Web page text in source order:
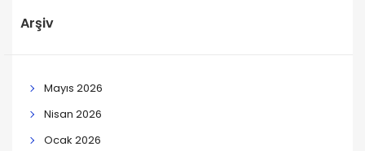
Arşiv
Mayıs 2026
Nisan 2026
Ocak 2026